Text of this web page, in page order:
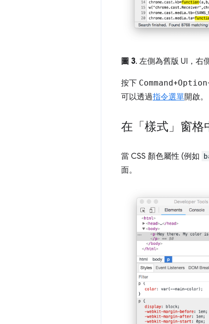
圖 3. 左側為舊版 UI，右
按下 Command+Option
可以透過指令選單開啟。
在「樣式」 窗格
當 CSS 顏色屬性 (例如
面。